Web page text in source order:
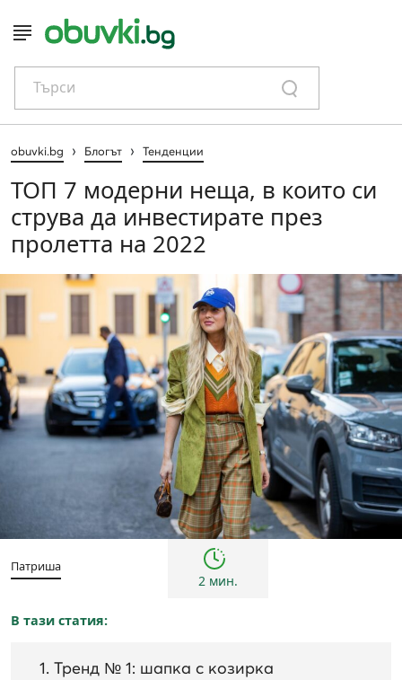
Търси
obuvki.bg › Блогът › Тенденции
ТОП 7 модерни неща, в които си
струва да инвестирате през
пролетта на 2022
Тенденции
Патриша
2 мин.
В тази статия:
Тренд № 1: шапка с козирка